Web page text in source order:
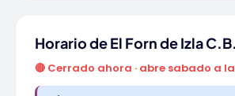
Horario de El Forn de Izla C.B.
🔴 Cerrado ahora · abre sabado a